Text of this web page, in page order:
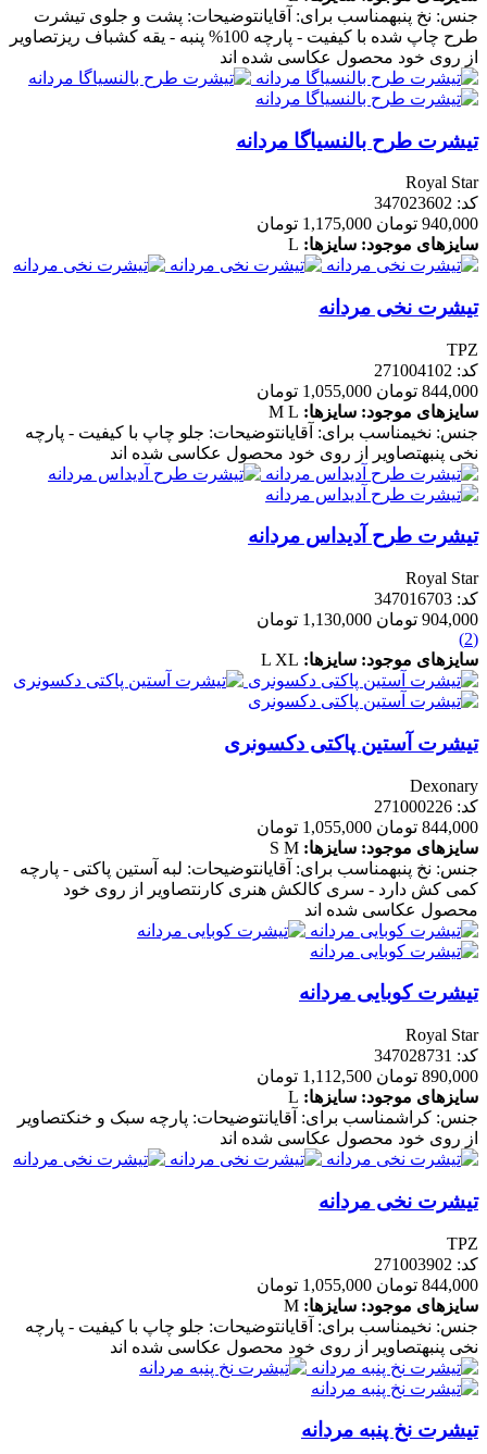
جنس: نخ پنبهمناسب برای: آقایانتوضیحات: پشت و جلوی تیشرت
طرح چاپ شده با کیفیت - پارچه 100% پنبه - یقه کشباف ریزتصاویر
از روی خود محصول عکاسی شده اند
تیشرت طرح بالنسیاگا مردانه
Royal Star
کد: 347023602
940,000 تومان
1,175,000 تومان
سایزهای موجود: سایزها: L
تیشرت نخی مردانه
TPZ
کد: 271004102
844,000 تومان
1,055,000 تومان
سایزهای موجود: سایزها: M L
جنس: نخیمناسب برای: آقایانتوضیحات: جلو چاپ با کیفیت - پارچه
نخی پنبهتصاویر از روی خود محصول عکاسی شده اند
تیشرت طرح آدیداس مردانه
Royal Star
کد: 347016703
904,000 تومان
1,130,000 تومان
(2)
سایزهای موجود: سایزها: L XL
تیشرت آستین پاکتی دکسونری
Dexonary
کد: 271000226
844,000 تومان
1,055,000 تومان
سایزهای موجود: سایزها: S M
جنس: نخ پنبهمناسب برای: آقایانتوضیحات: لبه آستین پاکتی - پارچه
کمی کش دارد - سری کالکش هنری کارنتصاویر از روی خود
محصول عکاسی شده اند
تیشرت کوبایی مردانه
Royal Star
کد: 347028731
890,000 تومان
1,112,500 تومان
سایزهای موجود: سایزها: L
جنس: کراشمناسب برای: آقایانتوضیحات: پارچه سبک و خنکتصاویر
از روی خود محصول عکاسی شده اند
تیشرت نخی مردانه
TPZ
کد: 271003902
844,000 تومان
1,055,000 تومان
سایزهای موجود: سایزها: M
جنس: نخیمناسب برای: آقایانتوضیحات: جلو چاپ با کیفیت - پارچه
نخی پنبهتصاویر از روی خود محصول عکاسی شده اند
تیشرت نخ پنبه مردانه